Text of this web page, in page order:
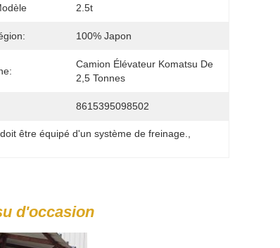
2.5t
100% Japon
Camion Élévateur Komatsu De
2,5 Tonnes
8615395098502
être équipé d'un système de freinage.
d'occasion